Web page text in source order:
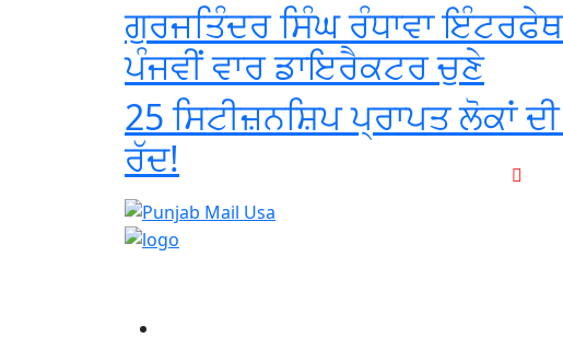
ਗੁਰਜਤਿੰਦਰ ਸਿੰਘ ਰੰਧਾਵਾ
ਪੰਜਵੀਂ ਵਾਰ ਡਾਇਰੈਕਟਰ ਚੁਣੇ
25 ਸਿਟੀਜ਼ਨਸ਼ਿਪ ਪ੍ਰਾਪਤ ਲੋਕਾਂ
ਰੱਦ!